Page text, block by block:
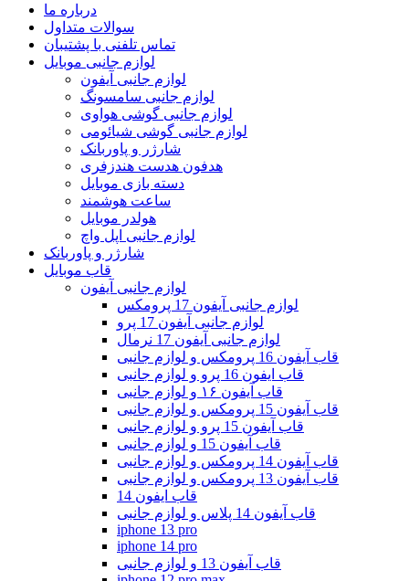
درباره ما
سوالات متداول
تماس تلفنی با پشتیبان
لوازم جانبی موبایل
لوازم جانبی آیفون
لوازم جانبی سامسونگ
لوازم جانبی گوشی هواوی
لوازم جانبی گوشی شیائومی
شارژر و پاوربانک
هدفون هدست هندزفری
دسته بازی موبایل
ساعت هوشمند
هولدر موبایل
لوازم جانبی اپل واچ
شارژر و پاوربانک
قاب موبایل
لوازم جانبی آیفون
لوازم جانبی آیفون 17 پرومکس
لوازم جانبی آیفون 17 پرو
لوازم جانبی آیفون 17 نرمال
قاب آیفون 16 پرومکس و لوازم جانبی
قاب ایفون 16 پرو و لوازم جانبی
قاب آیفون ۱۶ و لوازم جانبی
قاب آیفون 15 پرومکس و لوازم جانبی
قاب آیفون 15 پرو و لوازم جانبی
قاب آیفون 15 و لوازم جانبی
قاب آیفون 14 پرومکس و لوازم جانبی
قاب آیفون 13 پرومکس و لوازم جانبی
قاب ایفون 14
قاب آیفون 14 پلاس و لوازم جانبی
iphone 13 pro
iphone 14 pro
قاب آیفون 13 و لوازم جانبی